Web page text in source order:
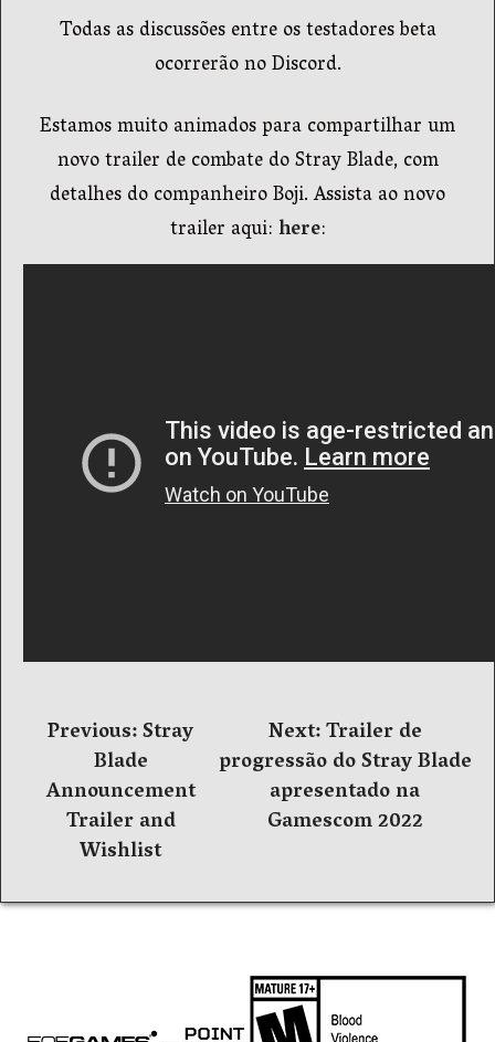
Todas as discussões entre os testadores beta
ocorrerão no Discord.
Estamos muito animados para compartilhar um
novo trailer de combate do Stray Blade, com
detalhes do companheiro Boji. Assista ao novo
trailer aqui:here:
Navegação
de
Post
Previous:Stray
Blade
Announcement
Trailer and
Wishlist
Next:Trailer de
progressão do Stray Blade
apresentado na
Gamescom 2022